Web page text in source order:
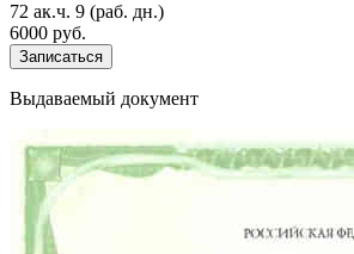
72 ак.ч. 9 (раб. дн.)
6000 руб.
Записаться
Выдаваемый документ